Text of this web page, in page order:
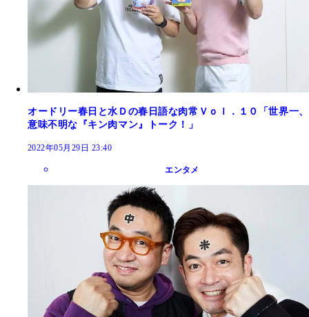
オードリー春日と水Ｄの春日語な肉常Ｖｏｌ．１０「世界一、
意味不明な『キン肉マン』トーク！」
2022年05月29日 23:40
エンタメ